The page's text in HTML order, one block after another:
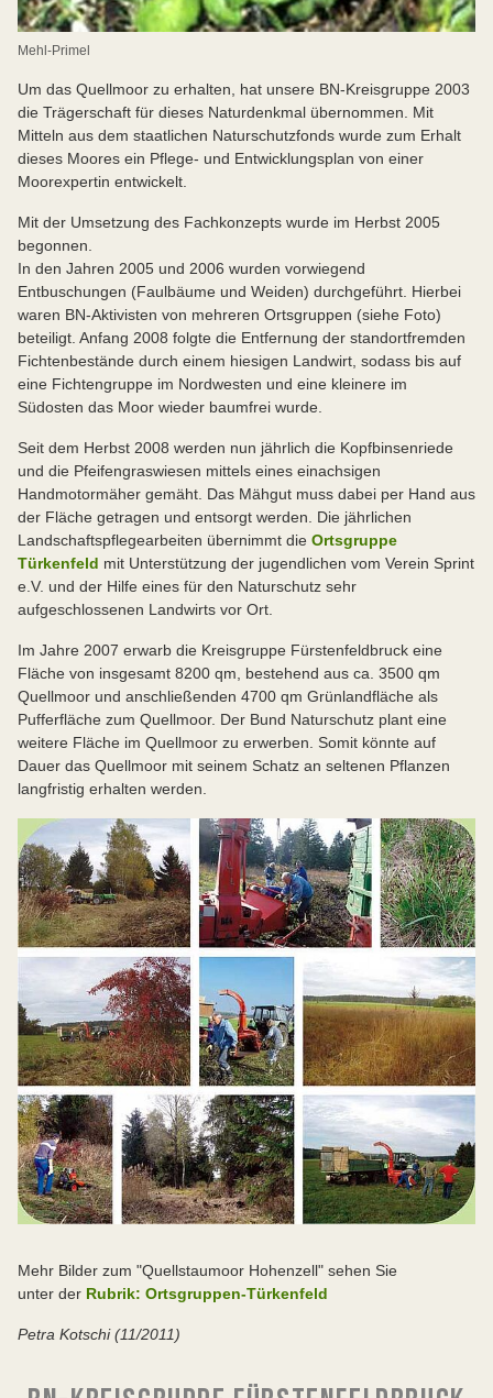
Mehl-Primel
Um das Quellmoor zu erhalten, hat unsere BN-Kreisgruppe 2003
die Trägerschaft für dieses Naturdenkmal übernommen. Mit
Mitteln aus dem staatlichen Naturschutzfonds wurde zum Erhalt
dieses Moores ein Pflege- und Entwicklungsplan von einer
Moorexpertin entwickelt.
Mit der Umsetzung des Fachkonzepts wurde im Herbst 2005
begonnen.
In den Jahren 2005 und 2006 wurden vorwiegend
Entbuschungen (Faulbäume und Weiden) durchgeführt. Hierbei
waren BN-Aktivisten von mehreren Ortsgruppen (siehe Foto)
beteiligt. Anfang 2008 folgte die Entfernung der standortfremden
Fichtenbestände durch einem hiesigen Landwirt, sodass bis auf
eine Fichtengruppe im Nordwesten und eine kleinere im
Südosten das Moor wieder baumfrei wurde.
Seit dem Herbst 2008 werden nun jährlich die Kopfbinsenriede
und die Pfeifengraswiesen mittels eines einachsigen
Handmotormäher gemäht. Das Mähgut muss dabei per Hand aus
der Fläche getragen und entsorgt werden. Die jährlichen
Landschaftspflegearbeiten übernimmt die Ortsgruppe
Türkenfeld mit Unterstützung der jugendlichen vom Verein Sprint
e.V. und der Hilfe eines für den Naturschutz sehr
aufgeschlossenen Landwirts vor Ort.
Im Jahre 2007 erwarb die Kreisgruppe Fürstenfeldbruck eine
Fläche von insgesamt 8200 qm, bestehend aus ca. 3500 qm
Quellmoor und anschließenden 4700 qm Grünlandfläche als
Pufferfläche zum Quellmoor. Der Bund Naturschutz plant eine
weitere Fläche im Quellmoor zu erwerben. Somit könnte auf
Dauer das Quellmoor mit seinem Schatz an seltenen Pflanzen
langfristig erhalten werden.
Mehr Bilder zum "Quellstaumoor Hohenzell" sehen Sie
unter der Rubrik: Ortsgruppen-Türkenfeld
Petra Kotschi (11/2011)